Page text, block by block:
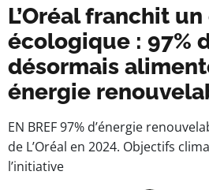
L’Oréal franchit
écologique : 97%
désormais
énergie
EN BREF 97% d’énergie
de L’Oréal en 2024. Objectifs
l’initiative